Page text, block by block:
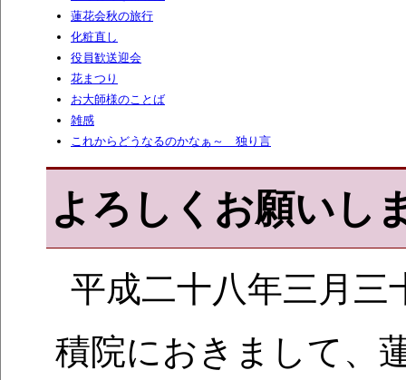
蓮花会秋の旅行
化粧直し
役員歓送迎会
花まつり
お大師様のことば
雑感
これからどうなるのかなぁ～ 独り言
よろしくお願いし
平成二十八年三月三
積院におきまして、